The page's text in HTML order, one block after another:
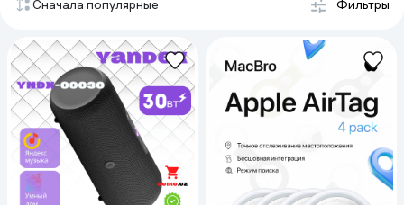
Сначала популярные Фильтры